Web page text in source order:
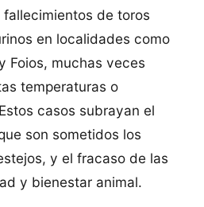
de toros
en localidades como
Foios, muchas veces
temperaturas o
casos subrayan el
son sometidos los
y el fracaso de las
y bienestar animal.